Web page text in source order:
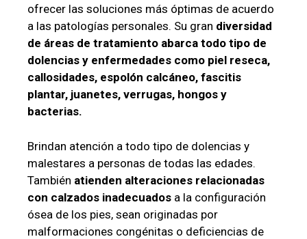
ofrecer las soluciones más óptimas de acuerdo
a las patologías personales. Su gran diversidad
de áreas de tratamiento abarca todo tipo de
dolencias y enfermedades como piel reseca,
callosidades, espolón calcáneo, fascitis
plantar, juanetes, verrugas, hongos y
bacterias.
Brindan atención a todo tipo de dolencias y
malestares a personas de todas las edades.
También atienden alteraciones relacionadas
con calzados inadecuados a la configuración
ósea de los pies, sean originadas por
malformaciones congénitas o deficiencias de